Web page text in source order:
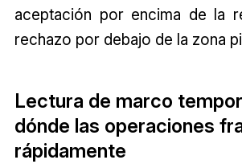
aceptación por encima de la
rechazo por debajo de la zona
Lectura de marco
dónde las operaciones
rápidamente